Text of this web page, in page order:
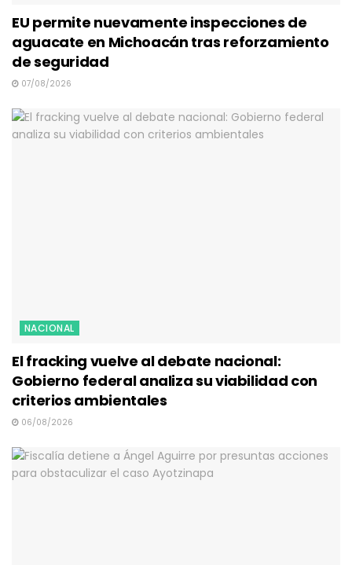
EU permite nuevamente inspecciones de
aguacate en Michoacán tras reforzamiento
de seguridad
07/08/2026
NACIONAL
El fracking vuelve al debate nacional:
Gobierno federal analiza su viabilidad con
criterios ambientales
06/08/2026